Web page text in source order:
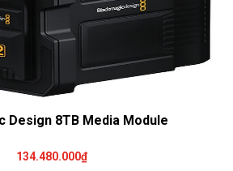
Design 8TB Media Module
134.480.000₫